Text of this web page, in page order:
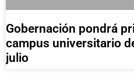
Gobernación pondrá
campus universitario
julio